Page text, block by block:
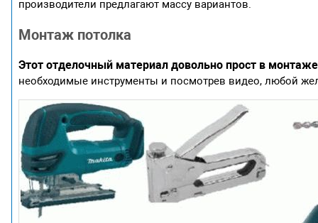
производители предлагают массу вариантов.
Монтаж потолка
Этот отделочный материал довольно прост в
необходимые инструменты и посмотрев видео, любой